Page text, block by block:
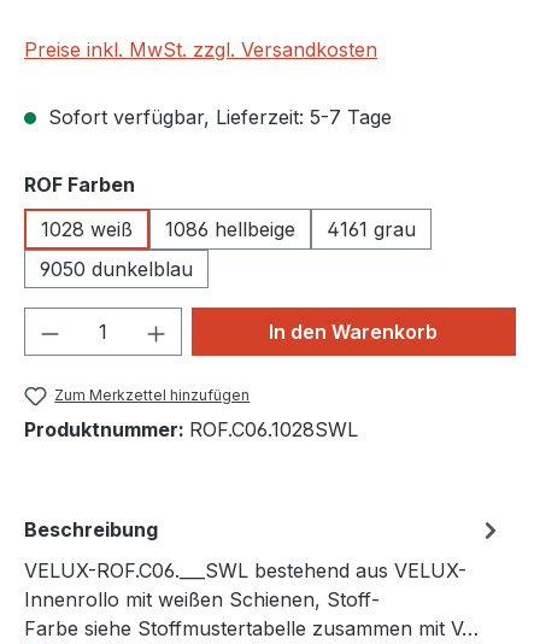
Preise inkl. MwSt. zzgl. Versandkosten
Sofort verfügbar, Lieferzeit: 5-7 Tage
ROF Farben
1028 weiß
1086 hellbeige
4161 grau
9050 dunkelblau
Produkt Anzahl: Gib denIn den Warenkorb
Zum Merkzettel hinzufügen
Produktnummer: ROF.C06.1028SWL
Beschreibung
VELUX-ROF.C06.___SWL bestehend aus VELUX-
Innenrollo mit weißen Schienen, Stoff-
Farbe siehe Stoffmustertabelle zusammen mit V…